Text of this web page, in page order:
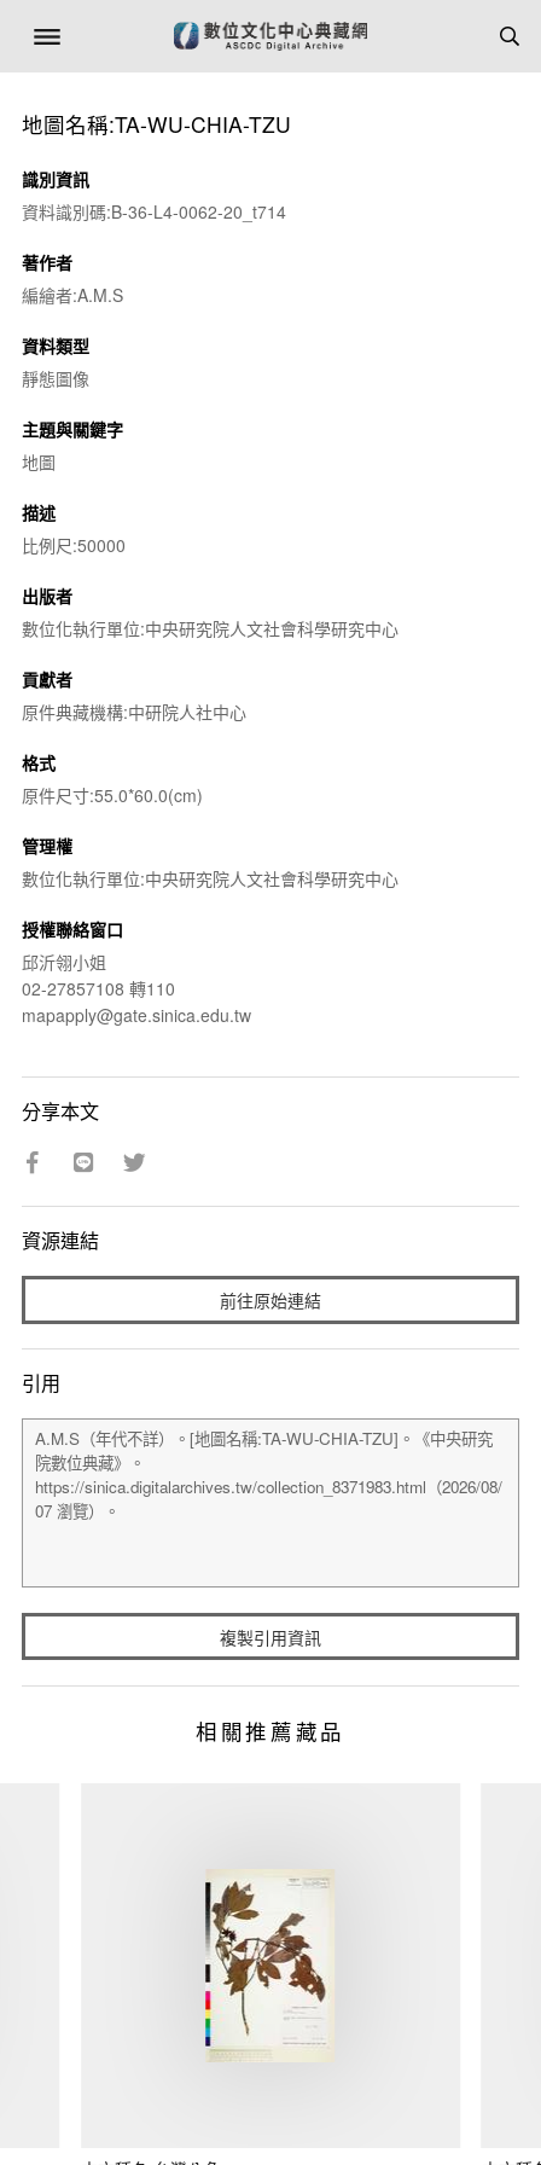
地圖名稱:TA-WU-CHIA-TZU
識別資訊
資料識別碼:B-36-L4-0062-20_t714
著作者
編繪者:A.M.S
資料類型
靜態圖像
主題與關鍵字
地圖
描述
比例尺:50000
出版者
數位化執行單位:中央研究院人文社會科學研究中心
貢獻者
原件典藏機構:中研院人社中心
格式
原件尺寸:55.0*60.0(cm)
管理權
數位化執行單位:中央研究院人文社會科學研究中心
授權聯絡窗口
邱沂翎小姐
02-27857108 轉110
mapapply@gate.sinica.edu.tw
分享本文
資源連結
前往原始連結
引用
複製引用資訊
相關推薦藏品